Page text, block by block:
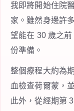
我即將開始住院
家。雖然身邊許
望能在 30 歲之
份準備。
整個療程大約為
血檢查荷爾蒙，
此外，從經期第